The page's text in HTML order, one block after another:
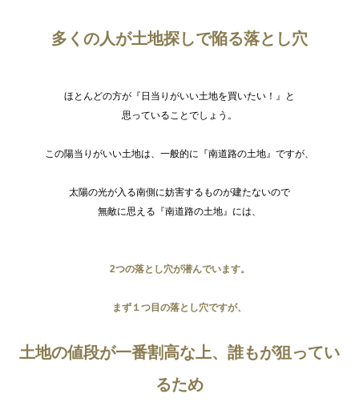
多くの人が土地探しで陥る落とし穴
ほとんどの方が『日当りがいい土地を買いたい！』と
思っていることでしょう。
この陽当りがいい土地は、一般的に『南道路の土地』ですが、
太陽の光が入る南側に妨害するものが建たないので
無敵に思える『南道路の土地』には、
2つの落とし穴が潜んでいます。
まず１つ目の落とし穴ですが、
土地の値段が一番割高な上、誰もが狙ってい
るため